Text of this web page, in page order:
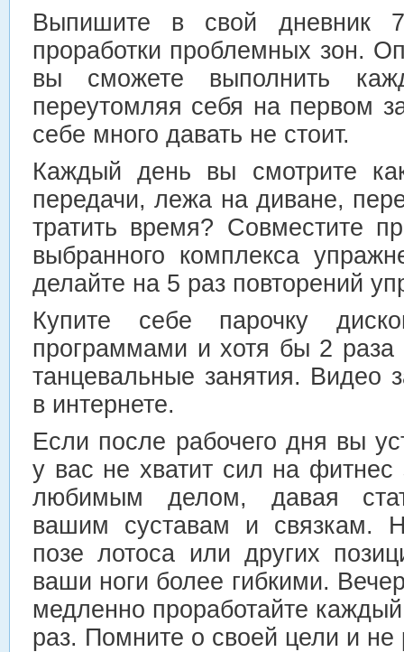
Выпишите в свой дневник
проработки проблемных зон.
вы сможете выполнить
переутомляя себя на первом
себе много давать не стоит.
Каждый день вы смотрите
передачи, лежа на диване,
тратить время? Совместите
выбранного комплекса
делайте на 5 раз повторений
Купите себе парочку
программами и хотя бы 2 раза
танцевальные занятия. Видео
в интернете.
Если после рабочего дня вы
у вас не хватит сил на фитнес
любимым делом, давая
вашим суставам и связкам.
позе лотоса или других
ваши ноги более гибкими.
медленно проработайте
раз. Помните о своей цели и не